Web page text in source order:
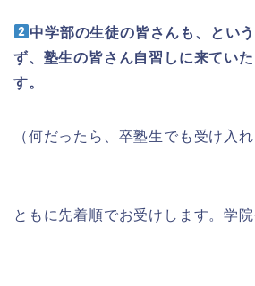
中学部の生徒の皆さんも、とい
ず、塾生の皆さん自習しに来てい
す。
（何だったら、卒塾生でも受け入
ともに先着順でお受けします。学院